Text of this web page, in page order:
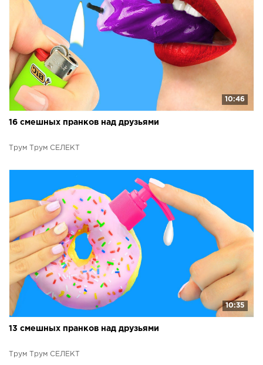
10:46
16 смешных пранков над друзьями
Трум Трум СЕЛЕКТ
10:35
13 смешных пранков над друзьями
Трум Трум СЕЛЕКТ